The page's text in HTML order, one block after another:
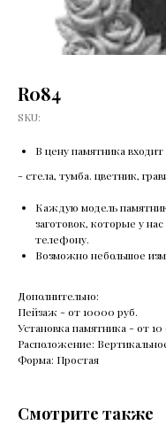
R084
SKU:
В цену памятника входит
- стела, тумба. цветник,
Каждую модель
заготовок, которые у
телефону.
Возможно небольшое
Дополнительно:
Пейзаж - от 10000 руб.
Установка памятника - от
Расположение:
Форма: Простая
Смотрите также